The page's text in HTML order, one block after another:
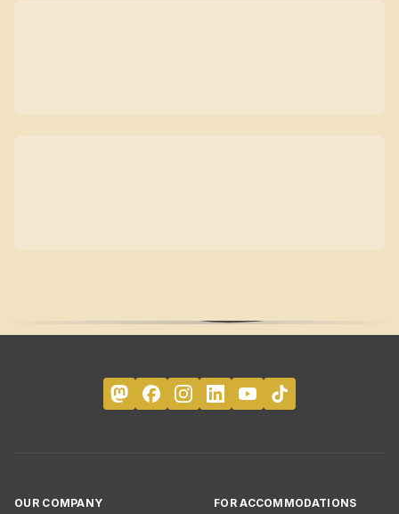
OUR COMPANY FOR ACCOMMODATIONS